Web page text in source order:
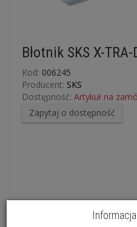
Błotnik SKS X-TRA-
Kod: 006245
Producent: SKS
Dostępność: Artykuł na
Zapytaj o dostępność